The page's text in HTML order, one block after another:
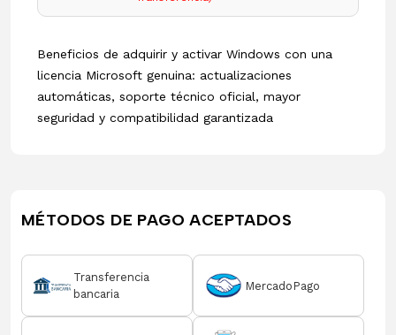
Beneficios de adquirir y activar Windows con una
licencia Microsoft genuina: actualizaciones
automáticas, soporte técnico oficial, mayor
seguridad y compatibilidad garantizada
MÉTODOS DE PAGO ACEPTADOS
Transferencia
bancaria
MercadoPago